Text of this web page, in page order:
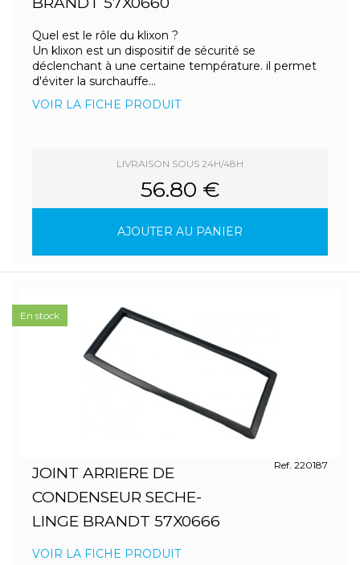
Quel est le rôle du klixon ?
Un klixon est un dispositif de sécurité se
déclenchant à une certaine température. il permet
d'éviter la surchauffe...
VOIR LA FICHE PRODUIT
LIVRAISON SOUS 24H/48H
56.80 €
AJOUTER AU PANIER
JOINT ARRIERE DE
CONDENSEUR SECHE-
LINGE BRANDT 57X0666
Ref. 220187
VOIR LA FICHE PRODUIT
En stock